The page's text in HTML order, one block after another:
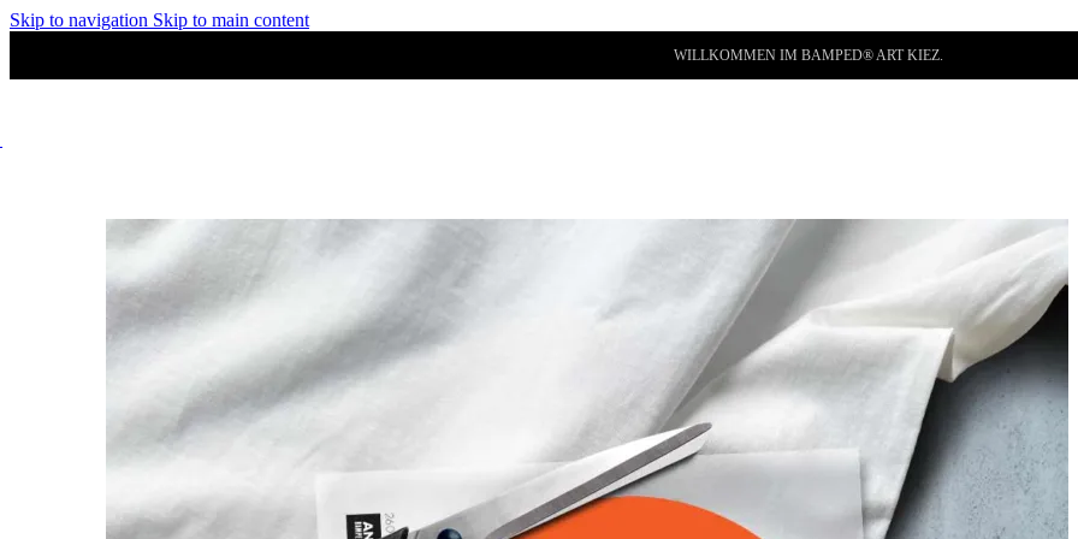
Skip to navigation Skip to main content
WILLKOMMEN IM BAMPED® ART KIEZ.